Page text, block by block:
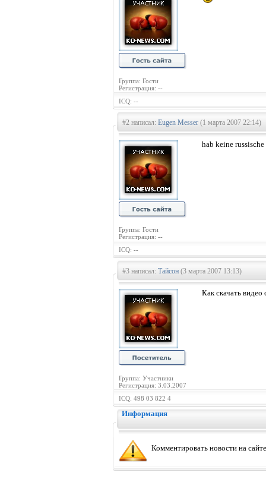
Группа: Гости
Регистрация: --
ICQ: --
#2 написал: Eugen Messer (1 марта 2007 22:14)
Группа: Гости
Регистрация: --
hab keine russische
ICQ: --
#3 написал: Тайсон (3 марта 2007 13:13)
Группа: Участники
Регистрация: 3.03.2007
Как скачать видео
ICQ: 498 03 822 4
Информация
Комментировать новости на